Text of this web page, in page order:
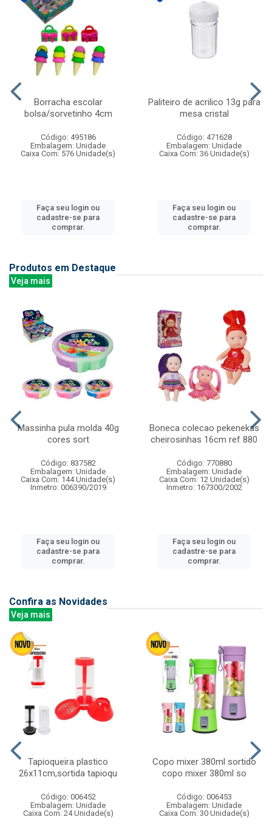
Borracha escolar
bolsa/sorvetinho 4cm
Código: 495186
Embalagem: Unidade
Caixa Com: 576 Unidade(s)
Faça seu login ou
cadastre-se para
comprar.
Paliteiro de acrilico 13g para
mesa cristal
Código: 471628
Embalagem: Unidade
Caixa Com: 36 Unidade(s)
Faça seu login ou
cadastre-se para
comprar.
Produtos em Destaque
Veja mais
Massinha pula molda 40g
cores sort
Código: 837582
Embalagem: Unidade
Caixa Com: 144 Unidade(s)
Inmetro: 006390/2019
Faça seu login ou
cadastre-se para
comprar.
Boneca colecao pekenekas
cheirosinhas 16cm ref 880
Código: 770880
Embalagem: Unidade
Caixa Com: 12 Unidade(s)
Inmetro: 167300/2002
Faça seu login ou
cadastre-se para
comprar.
Confira as Novidades
Veja mais
Tapioqueira plastico
26x11cm,sortida tapioqu
Código: 006452
Embalagem: Unidade
Caixa Com: 24 Unidade(s)
Copo mixer 380ml sortido
copo mixer 380ml so
Código: 006453
Embalagem: Unidade
Caixa Com: 30 Unidade(s)